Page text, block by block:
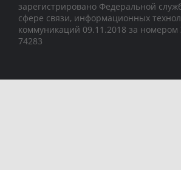
зарегистрировано Федеральной
сфере связи, информационных
коммуникаций 09.11.2018 за
74283